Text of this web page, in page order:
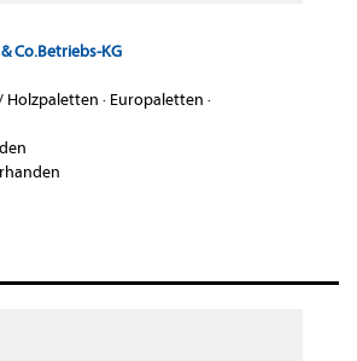
Co.Betriebs-KG
Holzpaletten · Europaletten ·